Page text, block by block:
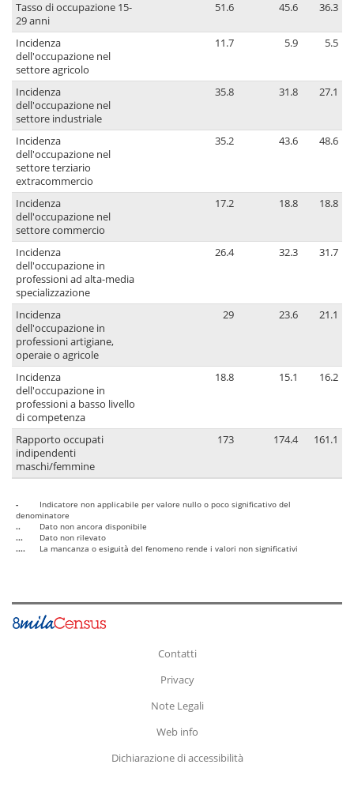
Tasso di occupazione 15-
29 anni
51.6 45.6 36.3
Incidenza
dell'occupazione nel
settore agricolo
11.7 5.9 5.5
Incidenza
dell'occupazione nel
settore industriale
35.8 31.8 27.1
Incidenza
dell'occupazione nel
settore terziario
extracommercio
35.2 43.6 48.6
Incidenza
dell'occupazione nel
settore commercio
17.2 18.8 18.8
Incidenza
dell'occupazione in
professioni ad alta-media
specializzazione
26.4 32.3 31.7
Incidenza
dell'occupazione in
professioni artigiane,
operaie o agricole
29 23.6 21.1
Incidenza
dell'occupazione in
professioni a basso livello
di competenza
18.8 15.1 16.2
Rapporto occupati
indipendenti
maschi/femmine
173 174.4 161.1
-
Indicatore non applicabile per valore nullo o poco significativo del
denominatore
..
Dato non ancora disponibile
...
Dato non rilevato
....
La mancanza o esiguità del fenomeno rende i valori non significativi
Contatti
Privacy
Note Legali
Web info
Dichiarazione di accessibilità